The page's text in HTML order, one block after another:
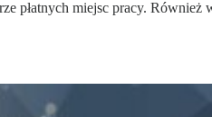
płatnych miejsc pracy.